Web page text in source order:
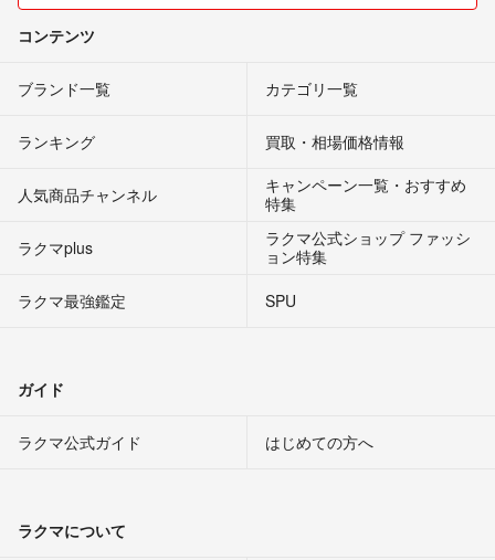
コンテンツ
ブランド一覧 カテゴリ一覧
ランキング 買取・相場価格情報
人気商品チャンネル
キャンペーン一覧・おすすめ
特集
ラクマplus
ラクマ公式ショップ ファッシ
ョン特集
ラクマ最強鑑定
SPU
ガイド
ラクマ公式ガイド はじめての方へ
ラクマについて